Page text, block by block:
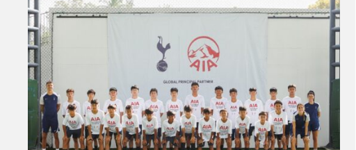
ACTIVITIES
EVENT